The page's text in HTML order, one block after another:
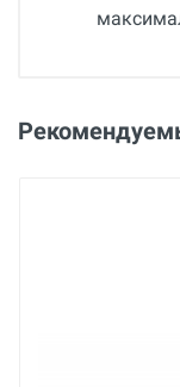
12 месяцев
Оценка